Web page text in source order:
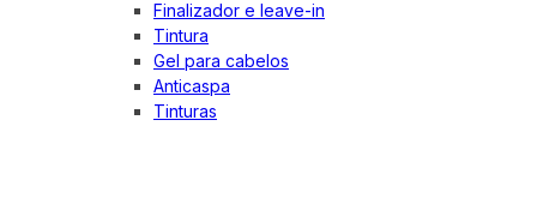
Finalizador e leave-in
Tintura
Gel para cabelos
Anticaspa
Tinturas